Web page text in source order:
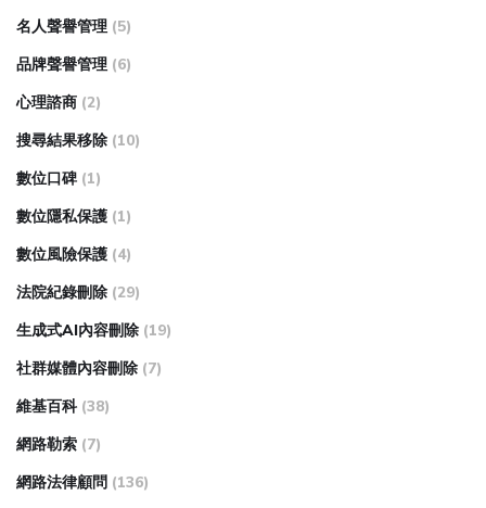
名人聲譽管理 (5)
品牌聲譽管理 (6)
心理諮商 (2)
搜尋結果移除 (10)
數位口碑 (1)
數位隱私保護 (1)
數位風險保護 (4)
法院紀錄刪除 (29)
生成式AI內容刪除 (19)
社群媒體內容刪除 (7)
維基百科 (38)
網路勒索 (7)
網路法律顧問 (136)